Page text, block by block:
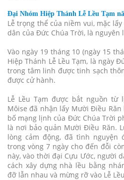
Đại Nhóm Hiệp Thánh Lễ Lều Tạm
Lễ trọng thể của niềm vui, mặc
dân của Đức Chúa Trời, là nguyên
Vào ngày 19 tháng 10 (ngày 15
Hiệp Thánh Lễ Lều Tạm, là ngày
trong tâm linh được tinh sạch
được cử hành.
Lễ Lều Tạm được bắt nguồn từ
Môise đã nhận lấy Mười Điều
bố mạng lịnh của Đức Chúa Trời
là nơi bảo quản Mười Điều Răn.
lòng cảm động, đã tình nguyện
trong vòng 7 ngày cho đến đỗi
này, vào thời đại Cựu Ước, người
cách xây dựng nhà lều bằng
đỡ lẫn nhau và mừng rỡ vào Lễ